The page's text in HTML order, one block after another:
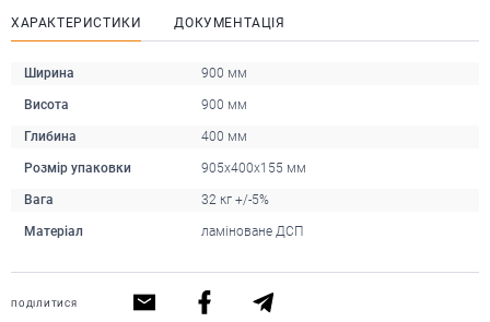
ХАРАКТЕРИСТИКИ ДОКУМЕНТАЦІЯ
Ширина 900 мм
Висота 900 мм
Глибина 400 мм
Розмір упаковки 905х400х155 мм
Вага 32 кг +/-5%
Матеріал ламіноване ДСП
ПОДІЛИТИСЯ